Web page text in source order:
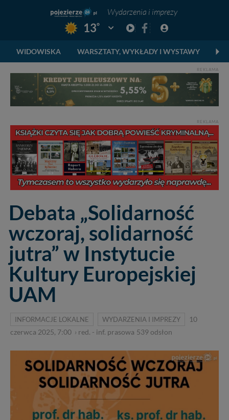
Wydarzenia i imprezy
13° Pogoda: Gniezno
WIDOWISKA WARSZTATY, WYKŁADY I WYSTAWY
REKLAMA
REKLAMA
Debata „Solidarność
wczoraj, solidarność
jutra” w Instytucie
Kultury Europejskiej
UAM
INFORMACJE LOKALNE WYDARZENIA I IMPREZY
10
czerwca 2025, 7:00 › red. - inf. prasowa 539 odsłon